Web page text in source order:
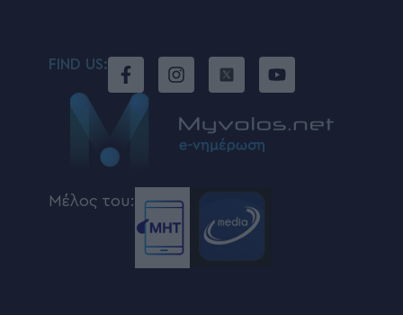
FIND US:
Μέλος του: